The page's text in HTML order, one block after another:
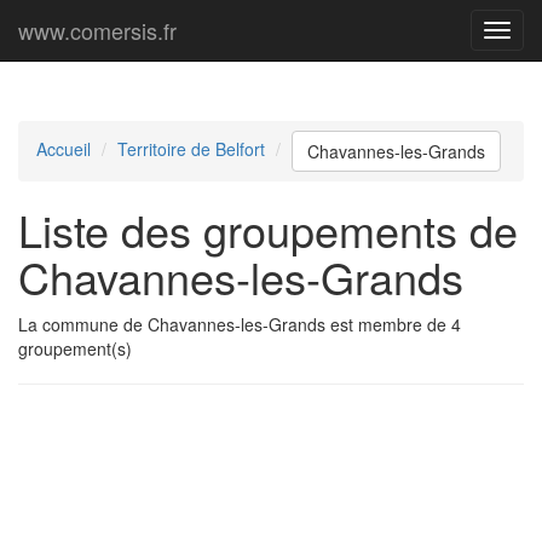
Menu
www.comersis.fr
Accueil Territoire de Belfort Chavannes-les-Grands
Liste des groupements de
Chavannes-les-Grands
La commune de Chavannes-les-Grands est membre de 4
groupement(s)